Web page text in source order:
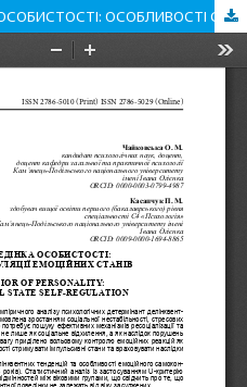
ДЕЛІНКВЕНТНА ПОВЕДІНКА ОСОБИСТОСТІ: ОСОБЛИВОСТІ САМОРЕГУЛЯЦІЇ ЕМОЦІЙНИХ СТАНІВ